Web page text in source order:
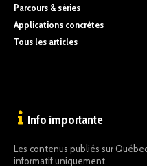
Parcours & séries
Applications concrètes
Tous les articles
Info importante
Les contenus publiés sur
informatif uniquement.